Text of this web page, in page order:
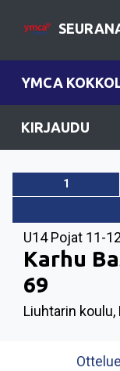
YMCA
KIRJAUDU
1
U14 Pojat 11-12
Karhu
69
Liuhtarin koulu,